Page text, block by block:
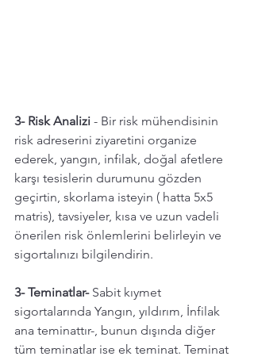
3- Risk Analizi - Bir risk mühendisinin
risk adreserini ziyaretini organize
ederek, yangın, infilak, doğal afetlere
karşı tesislerin durumunu gözden
geçirtin, skorlama isteyin ( hatta 5x5
matris), tavsiyeler, kısa ve uzun vadeli
önerilen risk önlemlerini belirleyin ve
sigortalınızı bilgilendirin.
3- Teminatlar- Sabit kıymet
sigortalarında Yangın, yıldırım, İnfilak
ana teminattır-, bunun dışında diğer
tüm teminatlar ise ek teminat. Teminat